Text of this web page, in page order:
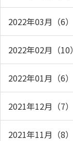
2022年03月（6）
2022年02月（10）
2022年01月（6）
2021年12月（7）
2021年11月（8）